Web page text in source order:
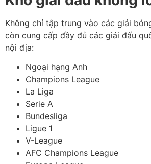
Không chỉ tập trung vào các giải
còn cung cấp đầy đủ các giải đấu
nội địa:
Ngoại hạng Anh
Champions League
La Liga
Serie A
Bundesliga
Ligue 1
V-League
AFC Champions League